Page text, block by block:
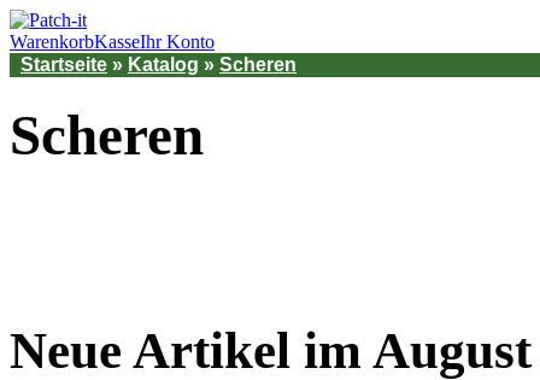
WarenkorbKasseIhr Konto
Startseite » Katalog » Scheren
Scheren
Neue Artikel im August